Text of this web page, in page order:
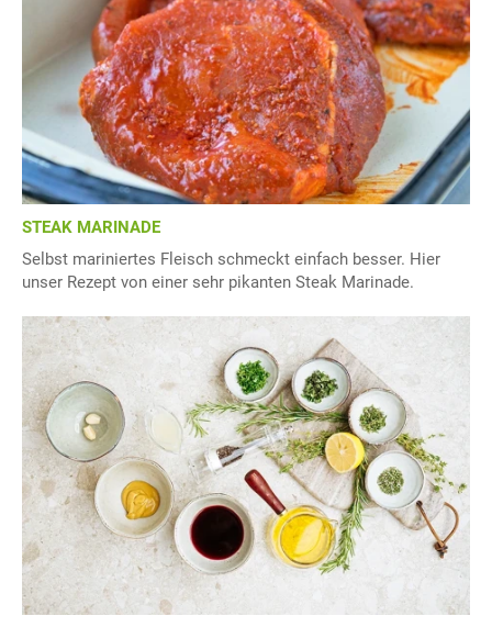
STEAK MARINADE
Selbst mariniertes Fleisch schmeckt einfach besser. Hier
unser Rezept von einer sehr pikanten Steak Marinade.